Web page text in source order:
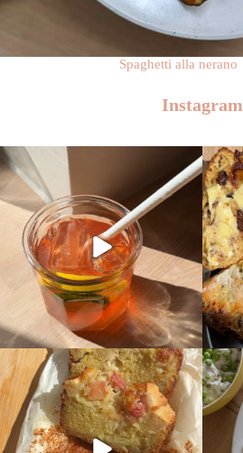
Spaghetti alla nerano
Instagram